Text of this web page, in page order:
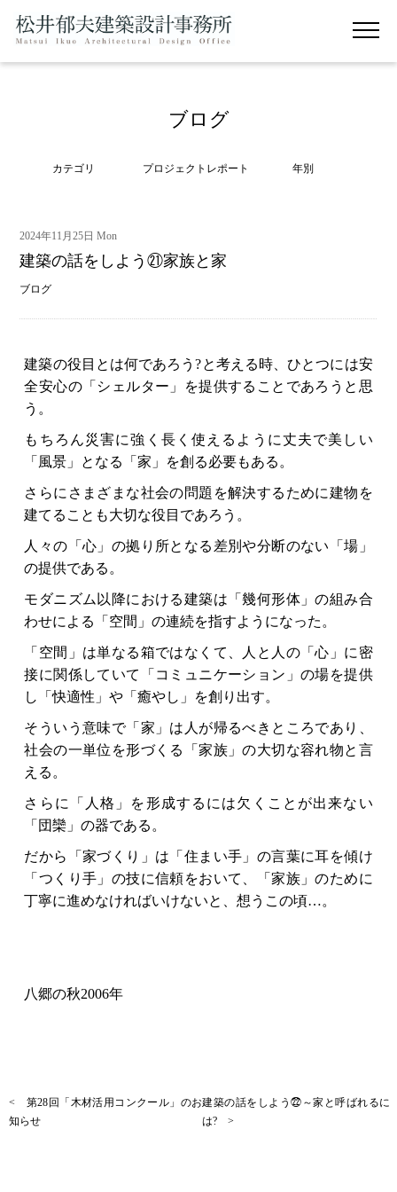
ブログ
カテゴリ プロジェクトレポート 年別
2024年11月25日 Mon
建築の話をしよう㉑家族と家
ブログ
建築の役目とは何であろう?と考える時、ひとつには安
全安心の「シェルター」を提供することであろうと思
う。
もちろん災害に強く長く使えるように丈夫で美しい
「風景」となる「家」を創る必要もある。
さらにさまざまな社会の問題を解決するために建物を
建てることも大切な役目であろう。
人々の「心」の拠り所となる差別や分断のない「場」
の提供である。
モダニズム以降における建築は「幾何形体」の組み合
わせによる「空間」の連続を指すようになった。
「空間」は単なる箱ではなくて、人と人の「心」に密
接に関係していて「コミュニケーション」の場を提供
し「快適性」や「癒やし」を創り出す。
そういう意味で「家」は人が帰るべきところであり、
社会の一単位を形づくる「家族」の大切な容れ物と言
える。
さらに「人格」を形成するには欠くことが出来ない
「団欒」の器である。
だから「家づくり」は「住まい手」の言葉に耳を傾け
「つくり手」の技に信頼をおいて、「家族」のために
丁寧に進めなければいけないと、想うこの頃…。
八郷の秋2006年
< 第28回「木材活用コンクール」のお
知らせ
建築の話をしよう㉒～家と呼ばれるに
は? >